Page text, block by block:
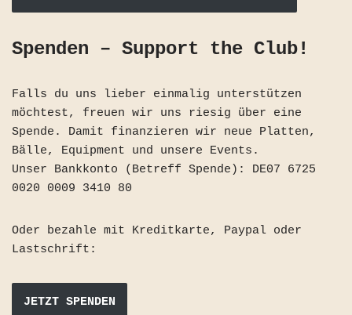
Spenden – Support the Club!
Falls du uns lieber einmalig unterstützen
möchtest, freuen wir uns riesig über eine
Spende. Damit finanzieren wir neue Platten,
Bälle, Equipment und unsere Events.
Unser Bankkonto (Betreff Spende): DE07 6725
0020 0009 3410 80
Oder bezahle mit Kreditkarte, Paypal oder
Lastschrift:
JETZT SPENDEN